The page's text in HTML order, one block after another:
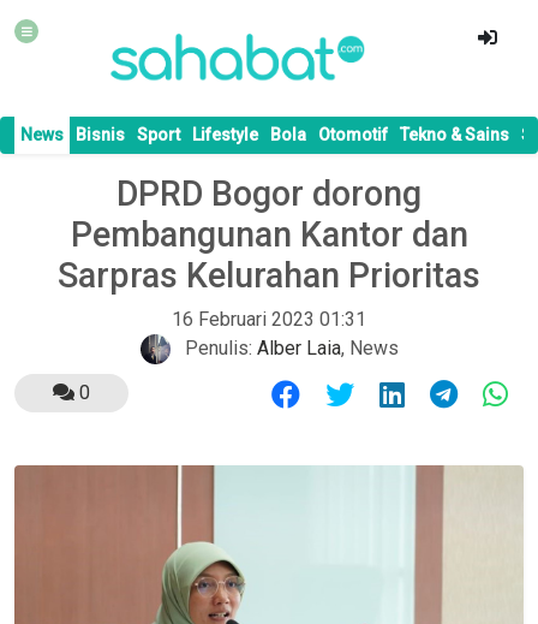
News Bisnis Sport Lifestyle Bola Otomotif Tekno & Sains
DPRD Bogor dorong
Pembangunan Kantor dan
Sarpras Kelurahan Prioritas
16 Februari 2023 01:31
Penulis: Alber Laia, News
0